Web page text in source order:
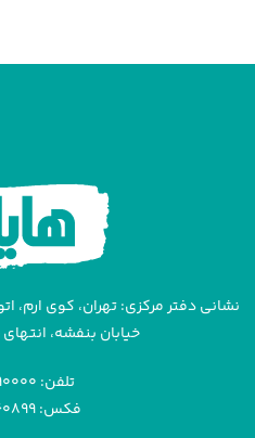
نشانی دفتر مرکزی: تهران، کوی ارم،
خیابان بنفشه، انتهای
تلفن: ۰۲۱۴۷۱۹۰۰۰۰
فکس: ۰۲۱۴۴۳۶۰۸۹۹